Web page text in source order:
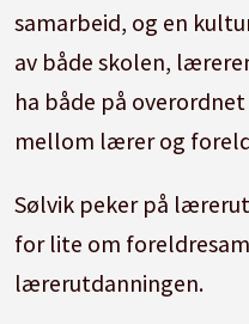
samarbeid, og en
av både skolen,
ha både på
mellom lærer og
Sølvik peker på
for lite om
lærerutdanningen.